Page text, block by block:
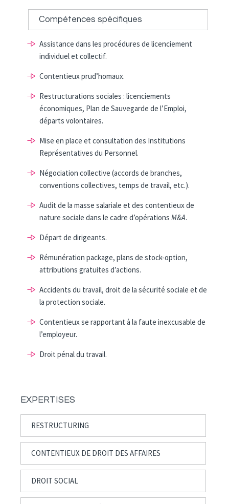
Compétences spécifiques
Assistance dans les procédures de licenciement
individuel et collectif.
Contentieux prud’homaux.
Restructurations sociales : licenciements
économiques, Plan de Sauvegarde de l’Emploi,
départs volontaires.
Mise en place et consultation des Institutions
Représentatives du Personnel.
Négociation collective (accords de branches,
conventions collectives, temps de travail, etc.).
Audit de la masse salariale et des contentieux de
nature sociale dans le cadre d’opérations M&A.
Départ de dirigeants.
Rémunération package, plans de stock-option,
attributions gratuites d’actions.
Accidents du travail, droit de la sécurité sociale et de
la protection sociale.
Contentieux se rapportant à la faute inexcusable de
l’employeur.
Droit pénal du travail.
EXPERTISES
RESTRUCTURING
CONTENTIEUX DE DROIT DES AFFAIRES
DROIT SOCIAL